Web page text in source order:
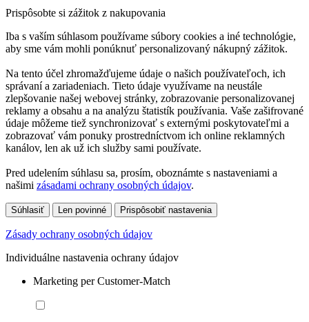
Prispôsobte si zážitok z nakupovania
Iba s vaším súhlasom používame súbory cookies a iné technológie,
aby sme vám mohli ponúknuť personalizovaný nákupný zážitok.
Na tento účel zhromažďujeme údaje o našich používateľoch, ich
správaní a zariadeniach. Tieto údaje využívame na neustále
zlepšovanie našej webovej stránky, zobrazovanie personalizovanej
reklamy a obsahu a na analýzu štatistík používania. Vaše zašifrované
údaje môžeme tiež synchronizovať s externými poskytovateľmi a
zobrazovať vám ponuky prostredníctvom ich online reklamných
kanálov, len ak už ich služby sami používate.
Pred udelením súhlasu sa, prosím, oboznámte s nastaveniami a
našimi zásadami ochrany osobných údajov.
Súhlasiť Len povinné Prispôsobiť nastavenia
Zásady ochrany osobných údajov
Individuálne nastavenia ochrany údajov
Marketing per Customer-Match